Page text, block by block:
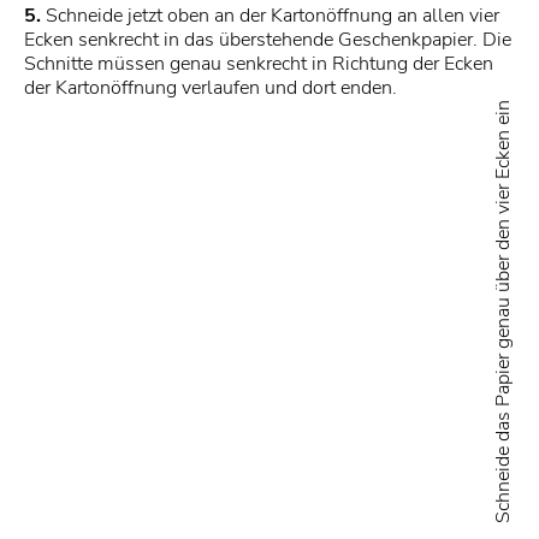
5. Schneide jetzt oben an der Kartonöffnung an allen vier
Ecken senkrecht in das überstehende Geschenkpapier. Die
Schnitte müssen genau senkrecht in Richtung der Ecken
der Kartonöffnung verlaufen und dort enden.
Schneide das Papier genau über den vier Ecken ein